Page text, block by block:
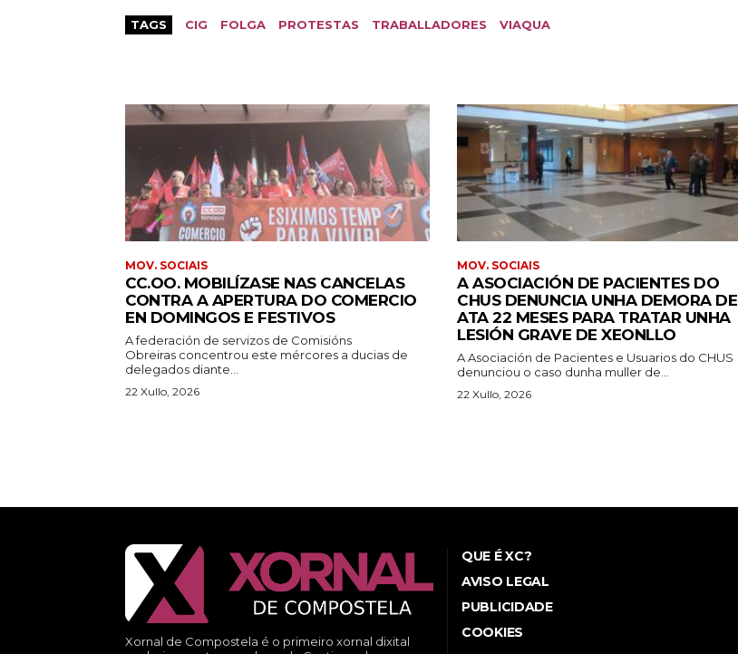
TAGS CIG FOLGA PROTESTAS TRABALLADORES VIAQUA
MOV. SOCIAIS
CC.OO. MOBILÍZASE NAS CANCELAS
CONTRA A APERTURA DO COMERCIO
EN DOMINGOS E FESTIVOS
A federación de servizos de Comisións
Obreiras concentrou este mércores a ducias de
delegados diante...
22 Xullo, 2026
MOV. SOCIAIS
A ASOCIACIÓN DE PACIENTES DO
CHUS DENUNCIA UNHA DEMORA DE
ATA 22 MESES PARA TRATAR UNHA
LESIÓN GRAVE DE XEONLLO
A Asociación de Pacientes e Usuarios do CHUS
denunciou o caso dunha muller de...
22 Xullo, 2026
Xornal de Compostela é o primeiro xornal dixital
QUE É XC?
AVISO LEGAL
PUBLICIDADE
COOKIES